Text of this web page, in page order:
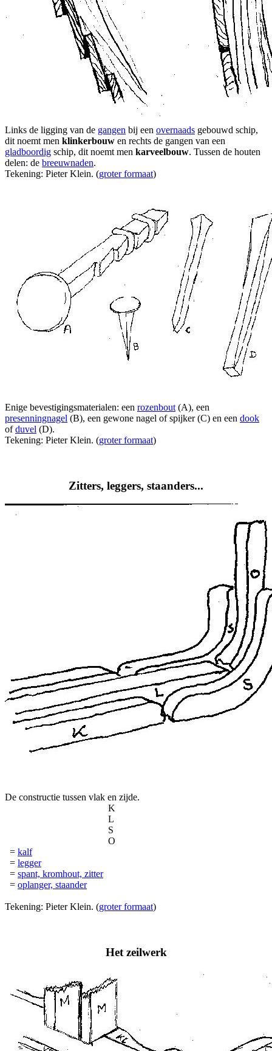
Links de ligging van de gangen bij een overnaads gebouwd schip,
dit noemt men klinkerbouw en rechts de gangen van een
gladboordig schip, dit noemt men karveelbouw. Tussen de houten
delen: de breeuwnaden.
Tekening: Pieter Klein. (groter formaat)
Enige bevestigingsmaterialen: een rozenbout (A), een
presenningnagel (B), een gewone nagel of spijker (C) en een dook
ofduvel (D).
Tekening: Pieter Klein. (groter formaat)
Zitters, leggers, staanders...
De constructie tussen vlak en zijde.
K
L
S
O
= kalf
= legger
= spant, kromhout, zitter
= oplanger, staander
Tekening: Pieter Klein. (groter formaat)
Het zeilwerk